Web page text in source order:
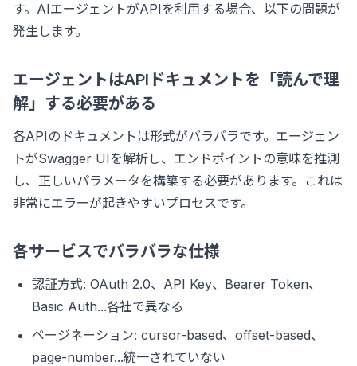
す。AIエージェントがAPIを利用する場合、以下の問題が
発生します。
エージェントはAPIドキュメントを「読んで理
解」する必要がある
各APIのドキュメントは形式がバラバラです。エージェン
トがSwagger UIを解析し、エンドポイントの意味を推測
し、正しいパラメータを構築する必要があります。これは
非常にエラーが起きやすいプロセスです。
各サービスでバラバラな仕様
認証方式: OAuth 2.0、API Key、Bearer Token、
Basic Auth...各社で異なる
ページネーション: cursor-based、offset-based、
page-number...統一されていない